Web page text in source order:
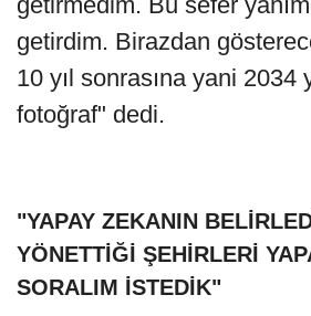
getirdim. Birazdan
10 yıl sonrasına yani 2034
fotoğraf" dedi.
"YAPAY ZEKANIN
YÖNETTİĞİ ŞEHİRLERİ
SORALIM İSTEDİK"